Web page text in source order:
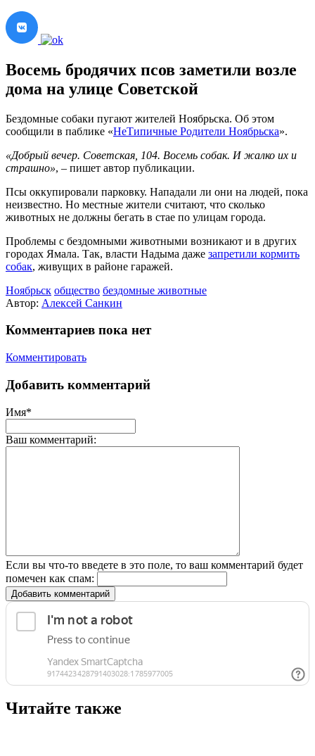
Восемь бродячих псов заметили возле
дома на улице Советской
Бездомные собаки пугают жителей Ноябрьска. Об этом
сообщили в паблике «НеТипичные Родители Ноябрьска».
«Добрый вечер. Советская, 104. Восемь собак. И жалко их и
страшно», – пишет автор публикации.
Псы оккупировали парковку. Нападали ли они на людей, пока
неизвестно. Но местные жители считают, что сколько
животных не должны бегать в стае по улицам города.
Проблемы с бездомными животными возникают и в других
городах Ямала. Так, власти Надыма даже запретили кормить
собак, живущих в районе гаражей.
Ноябрьск общество бездомные животные
Автор: Алексей Санкин
Комментариев пока нет
Комментировать
Добавить комментарий
Имя*
Ваш комментарий:
Если вы что-то введете в это поле, то ваш комментарий будет
помечен как спам:
Добавить комментарий
Читайте также